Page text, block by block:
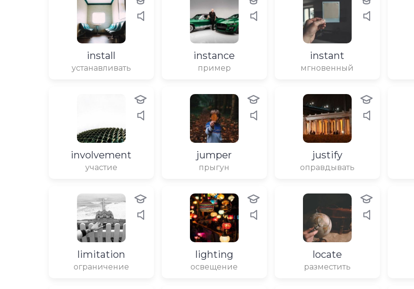
install
устанавливать
instance
пример
instant
мгновенный
involvement
участие
jumper
прыгун
justify
оправдывать
limitation
ограничение
lighting
освещение
locate
разместить